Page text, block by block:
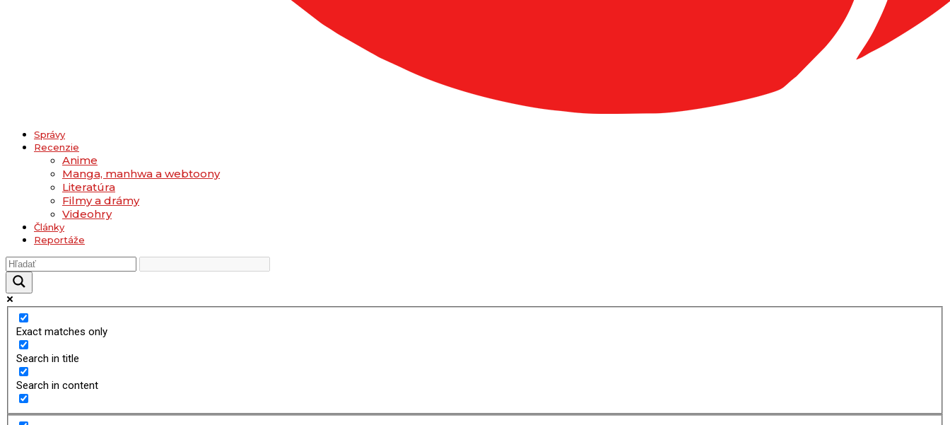
Správy
Recenzie
Anime
Manga, manhwa a webtoony
Literatúra
Filmy a drámy
Videohry
Články
Reportáže
Exact matches only
Search in title
Search in content